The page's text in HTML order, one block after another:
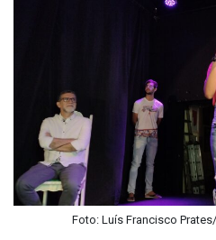
Foto: Luís Francisco